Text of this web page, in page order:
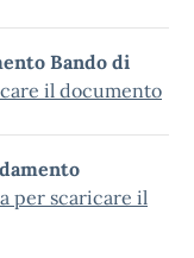
Bando di
il documento
per scaricare il